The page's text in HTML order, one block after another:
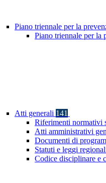
Piano triennale per la
Piano triennale per la
Atti generali 141
Riferimenti normativi
Atti amministrativi
Documenti di
Statuti e leggi
Codice disciplinare e